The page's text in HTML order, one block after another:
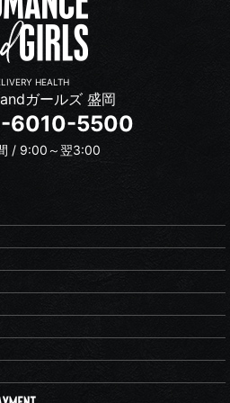
HEALTH
ガールズ 盛岡
6010-5500
/ 9:00～翌3:00